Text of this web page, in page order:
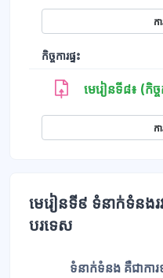
ក
កិច្ចការផ្ទះ
មេរៀនទី៨៖ (កិច្
ក
មេរៀនទី៩ ទំនាក់ទំនងរ
បរទេស
ទំនាក់ទំនង គឺជាការទ